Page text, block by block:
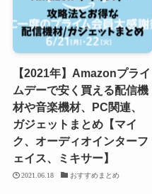
【2021年】Amazonプライ
ムデーで安く買える配信機
材や音楽機材、PC関連、
ガジェットまとめ【マイ
ク、オーディオインターフ
ェイス、ミキサー】
2021.06.18 おすすめまとめ